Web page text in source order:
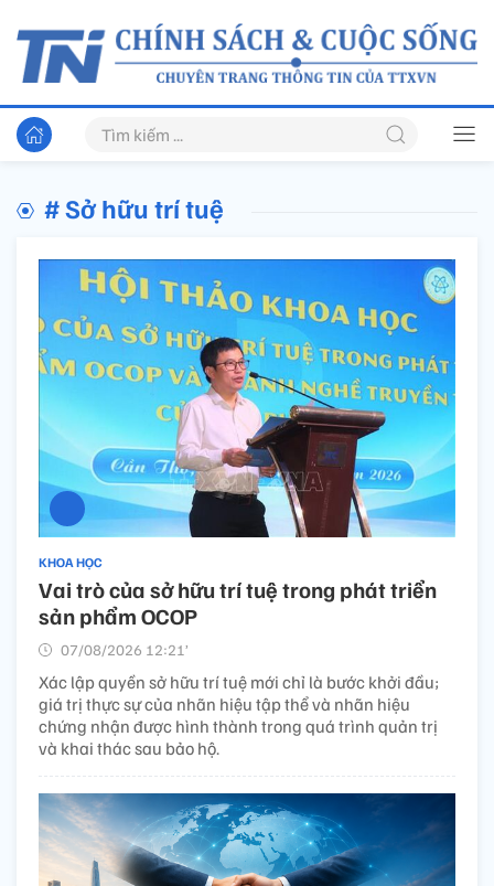
# Sở hữu trí tuệ
KHOA HỌC
Vai trò của sở hữu trí tuệ trong phát triển
sản phẩm OCOP
07/08/2026 12:21’
Xác lập quyền sở hữu trí tuệ mới chỉ là bước khởi đầu;
giá trị thực sự của nhãn hiệu tập thể và nhãn hiệu
chứng nhận được hình thành trong quá trình quản trị
và khai thác sau bảo hộ.